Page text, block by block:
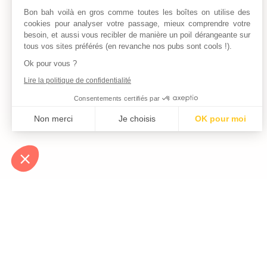
Bon bah voilà en gros comme toutes les boîtes on utilise des
cookies pour analyser votre passage, mieux comprendre votre
besoin, et aussi vous recibler de manière un poil dérangeante sur
tous vos sites préférés (en revanche nos pubs sont cools !).
Ok pour vous ?
Lire la politique de confidentialité
Consentements certifiés par
Non merci Je choisis
OK pour moi
Notre plateforme vous permet d'adapter et de gérer vos